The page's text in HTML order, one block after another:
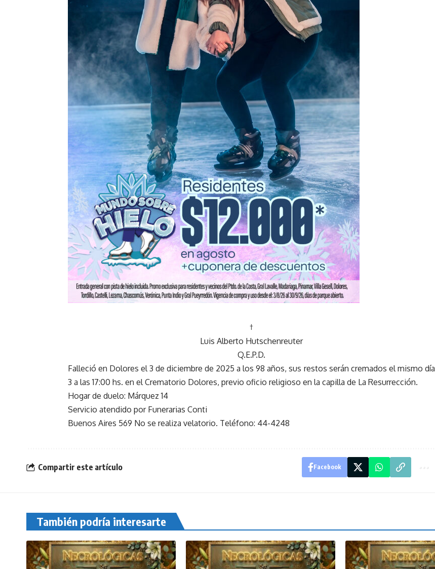
†
Luis Alberto Hutschenreuter
Q.E.P.D.
Falleció en Dolores el 3 de diciembre de 2025 a los 98 años, sus restos serán cremados el mismo día
3 a las 17:00 hs. en el Crematorio Dolores, previo oficio religioso en la capilla de La Resurrección.
Hogar de duelo: Márquez 14
Servicio atendido por Funerarias Conti
Buenos Aires 569 No se realiza velatorio. Teléfono: 44-4248
Compartir este artículo Facebook
También podría interesarte